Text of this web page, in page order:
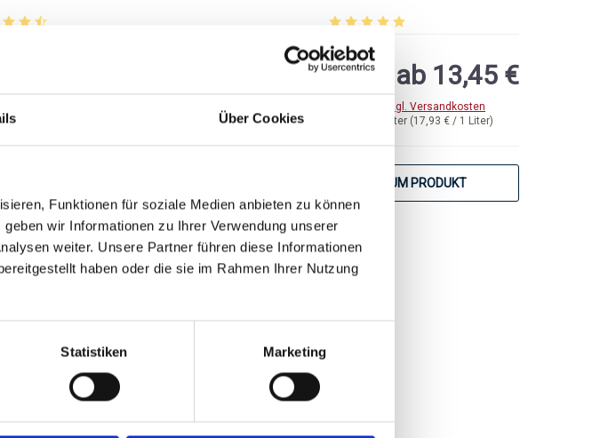
Über Cookies
Funktionen für soziale Medien anbieten zu können
wir Informationen zu Ihrer Verwendung unserer
weiter. Unsere Partner führen diese Informationen
haben oder die sie im Rahmen Ihrer Nutzung
Statistiken Marketing
Bewertung von 4.75 von 5 Sternen
0,75 Liter
Durchschnittliche Bewertung von 5 von 5
0,75 Liter (17,93 € / 1 Liter)
zzgl. Versandkosten
ab 13,45 €
ZUM PRODUKT
Ripassa
Superiore,
Valpolicella